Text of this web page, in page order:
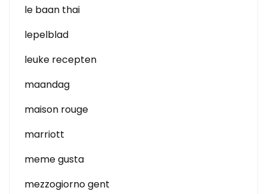
le baan thai
lepelblad
leuke recepten
maandag
maison rouge
marriott
meme gusta
mezzogiorno gent